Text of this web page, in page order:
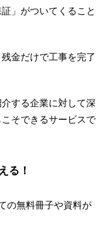
」がついてくること
金だけで工事を完了
する企業に対して深
そできるサービスで
る！
の無料冊子や資料が